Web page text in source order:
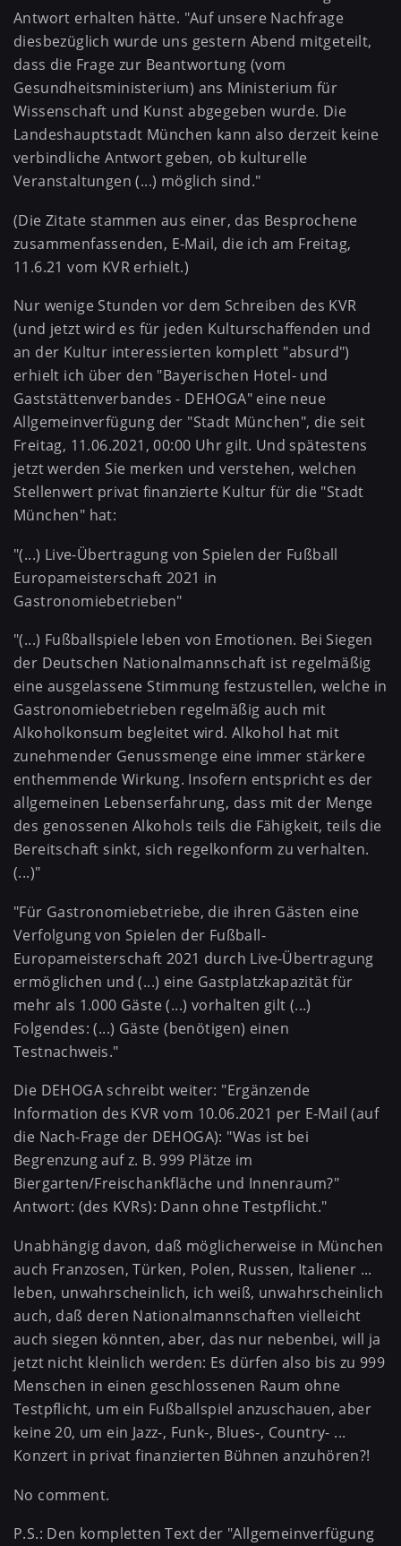
Antwort erhalten hätte. "Auf unsere Nachfrage
diesbezüglich wurde uns gestern Abend mitgeteilt,
dass die Frage zur Beantwortung (vom
Gesundheitsministerium) ans Ministerium für
Wissenschaft und Kunst abgegeben wurde. Die
Landeshauptstadt München kann also derzeit keine
verbindliche Antwort geben, ob kulturelle
Veranstaltungen (...) möglich sind."
(Die Zitate stammen aus einer, das Besprochene
zusammenfassenden, E-Mail, die ich am Freitag,
11.6.21 vom KVR erhielt.)
Nur wenige Stunden vor dem Schreiben des KVR
(und jetzt wird es für jeden Kulturschaffenden und
an der Kultur interessierten komplett "absurd")
erhielt ich über den "Bayerischen Hotel- und
Gaststättenverbandes - DEHOGA" eine neue
Allgemeinverfügung der "Stadt München", die seit
Freitag, 11.06.2021, 00:00 Uhr gilt. Und spätestens
jetzt werden Sie merken und verstehen, welchen
Stellenwert privat finanzierte Kultur für die "Stadt
München" hat:
"(...) Live-Übertragung von Spielen der Fußball
Europameisterschaft 2021 in
Gastronomiebetrieben"
"(...) Fußballspiele leben von Emotionen. Bei Siegen
der Deutschen Nationalmannschaft ist regelmäßig
eine ausgelassene Stimmung festzustellen, welche in
Gastronomiebetrieben regelmäßig auch mit
Alkoholkonsum begleitet wird. Alkohol hat mit
zunehmender Genussmenge eine immer stärkere
enthemmende Wirkung. Insofern entspricht es der
allgemeinen Lebenserfahrung, dass mit der Menge
des genossenen Alkohols teils die Fähigkeit, teils die
Bereitschaft sinkt, sich regelkonform zu verhalten.
(...)"
"Für Gastronomiebetriebe, die ihren Gästen eine
Verfolgung von Spielen der Fußball-
Europameisterschaft 2021 durch Live-Übertragung
ermöglichen und (...) eine Gastplatzkapazität für
mehr als 1.000 Gäste (...) vorhalten gilt (...)
Folgendes: (...) Gäste (benötigen) einen
Testnachweis."
Die DEHOGA schreibt weiter: "Ergänzende
Information des KVR vom 10.06.2021 per E-Mail (auf
die Nach-Frage der DEHOGA): "Was ist bei
Begrenzung auf z. B. 999 Plätze im
Biergarten/Freischankfläche und Innenraum?"
Antwort: (des KVRs): Dann ohne Testpflicht."
Unabhängig davon, daß möglicherweise in München
auch Franzosen, Türken, Polen, Russen, Italiener ...
leben, unwahrscheinlich, ich weiß, unwahrscheinlich
auch, daß deren Nationalmannschaften vielleicht
auch siegen könnten, aber, das nur nebenbei, will ja
jetzt nicht kleinlich werden: Es dürfen also bis zu 999
Menschen in einen geschlossenen Raum ohne
Testpflicht, um ein Fußballspiel anzuschauen, aber
keine 20, um ein Jazz-, Funk-, Blues-, Country- ...
Konzert in privat finanzierten Bühnen anzuhören?!
No comment.
P.S.: Den kompletten Text der "Allgemeinverfügung